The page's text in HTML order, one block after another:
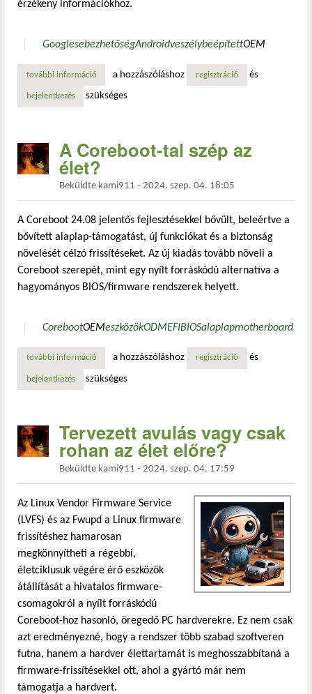
érzékeny információkhoz.
GooglesebezhetőségAndroidveszélybeépítettOEM
további információegy (nem is annyira) rejtett fenyegetés az android
a hozzászóláshoz regisztráció és
bejelentkezés szükséges
A Coreboot-tal szép az
élet?
Beküldte kami911 - 2024. szep. 04. 18:05
A Coreboot 24.08 jelentős fejlesztésekkel bővült, beleértve a
bővített alaplap-támogatást, új funkciókat és a biztonság
növelését célzó frissítéseket. Az új kiadás tovább növeli a
Coreboot szerepét, mint egy nyílt forráskódú alternatíva a
hagyományos BIOS/firmware rendszerek helyett.
CorebootOEMeszközökODMEFIBIOSalaplapmotherboard
további információa coreboot-tal szép az élet? tartalommal kapcsolatosan
a hozzászóláshoz regisztráció és
bejelentkezés szükséges
Tervezett avulás vagy csak
rohan az élet előre?
Beküldte kami911 - 2024. szep. 04. 17:59
Az Linux Vendor Firmware Service
(LVFS) és az Fwupd a Linux firmware
frissítéshez hamarosan
megkönnyítheti a régebbi,
életciklusuk végére érő eszközök
átállítását a hivatalos firmware-
csomagokról a nyílt forráskódú
Coreboot-hoz hasonló, öregedő PC hardverekre. Ez nem csak
azt eredményezné, hogy a rendszer több szabad szoftveren
futna, hanem a hardver élettartamát is meghosszabbítaná a
firmware-frissítésekkel ott, ahol a gyártó már nem
támogatja a hardvert.